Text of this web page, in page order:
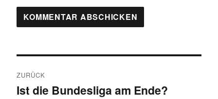
ZURÜCK
Vorheriger
Ist die Bundesliga am Ende?